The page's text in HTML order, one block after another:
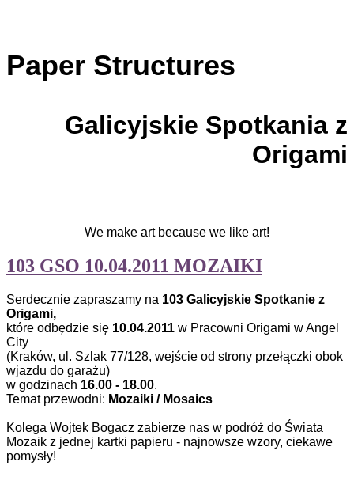
Paper Structures
Galicyjskie Spotkania z
Origami
We make art because we like art!
103 GSO 10.04.2011 MOZAIKI
Serdecznie zapraszamy na 103 Galicyjskie Spotkanie z
Origami,
które odbędzie się 10.04.2011 w Pracowni Origami w Angel
City
(Kraków, ul. Szlak 77/128, wejście od strony przełączki obok
wjazdu do garażu)
w godzinach 16.00 - 18.00.
Temat przewodni: Mozaiki / Mosaics
Kolega Wojtek Bogacz zabierze nas w podróż do Świata
Mozaik z jednej kartki papieru - najnowsze wzory, ciekawe
pomysły!